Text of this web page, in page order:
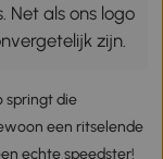
Net als ons logo
zijn.
springt die
een ritselende
echte speedster!